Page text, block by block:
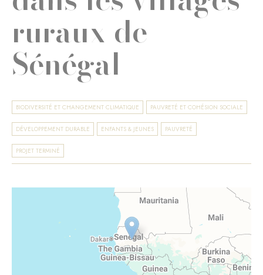
ruraux de
Sénégal
BIODIVERSITÉ ET CHANGEMENT CLIMATIQUE PAUVRETÉ ET COHÉSION SOCIALE
DÉVELOPPEMENT DURABLE ENFANTS & JEUNES PAUVRETÉ
PROJET TERMINÉ